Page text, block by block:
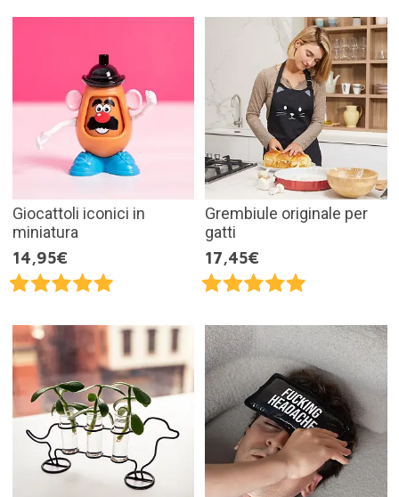
Giocattoli iconici in
miniatura
14,95€
Grembiule originale per
gatti
17,45€